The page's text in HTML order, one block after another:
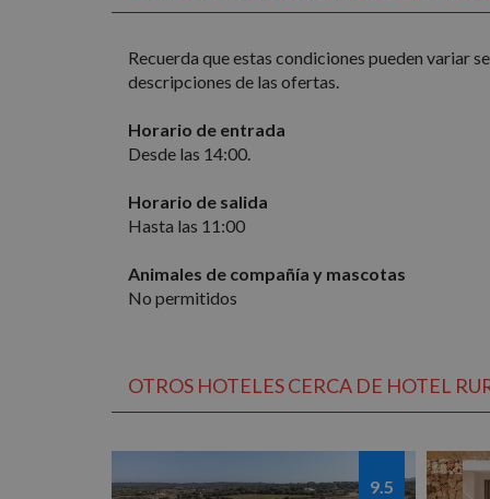
Recuerda que estas condiciones pueden variar
descripciones de las ofertas.
Horario de entrada
Desde las 14:00.
Horario de salida
Hasta las 11:00
Animales de compañía y mascotas
No permitidos
OTROS HOTELES CERCA DE HOTEL
9.5
IDE
Google